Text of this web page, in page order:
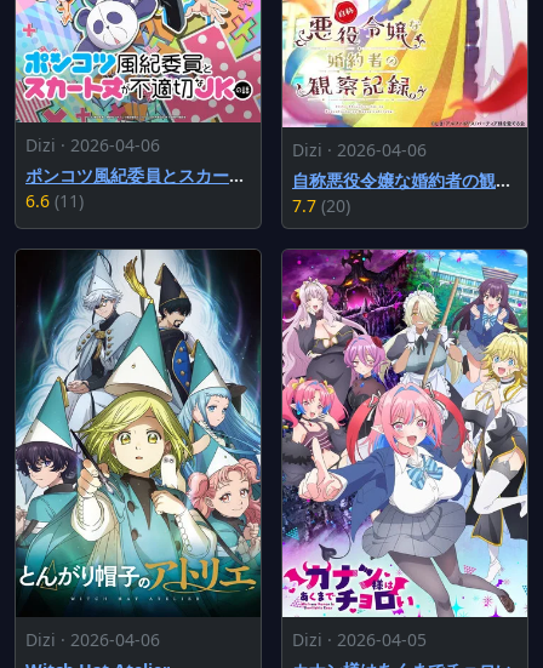
Dizi · 2026-04-06
ポンコツ風紀委員とスカート丈が不適切なJKの話
6.6 (11)
Dizi · 2026-04-06
自称悪役令嬢な婚約者の観察記録。
7.7 (20)
Dizi · 2026-04-06
Dizi · 2026-04-05